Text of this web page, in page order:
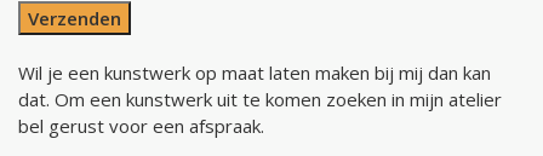
Verzenden
Wil je een kunstwerk op maat laten maken bij mij dan kan
dat. Om een kunstwerk uit te komen zoeken in mijn atelier
bel gerust voor een afspraak.